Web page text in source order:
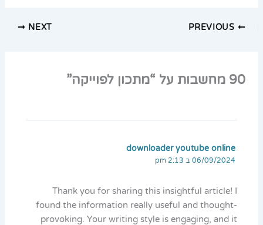
NEXT
90 מחשבות על “מתכון לפוייקה”
downloader youtube online
06/09/2024 ב 2:13 pm
Thank you for sharing this insightful article! I
found the information really useful and thought-
provoking. Your writing style is engaging, and it